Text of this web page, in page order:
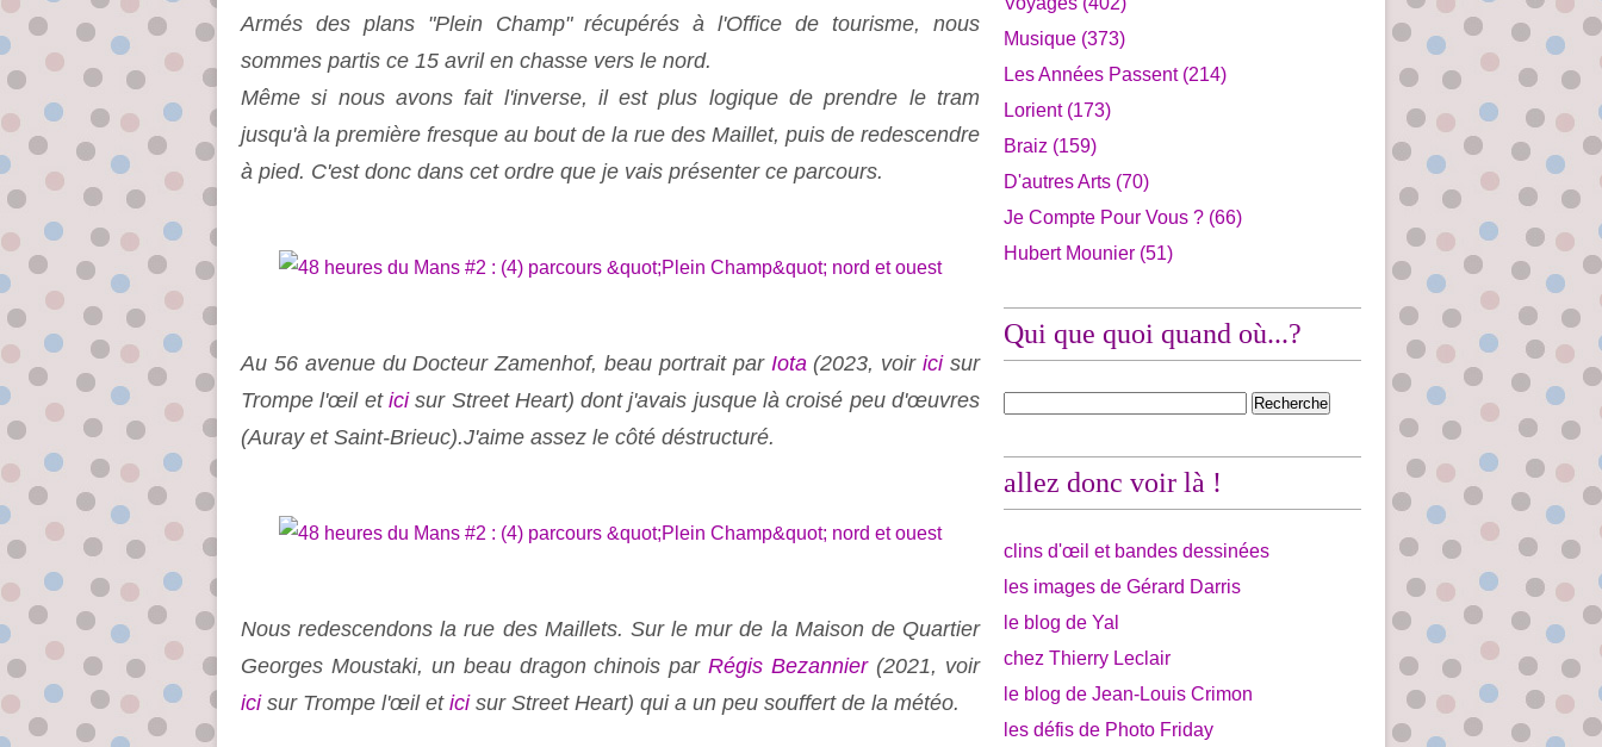
Armés des plans "Plein Champ" récupérés à l'Office de tourisme, nous
sommes partis ce 15 avril en chasse vers le nord.
Même si nous avons fait l'inverse, il est plus logique de prendre le tram
jusqu'à la première fresque au bout de la rue des Maillet, puis de redescendre
à pied. C'est donc dans cet ordre que je vais présenter ce parcours.
Au 56 avenue du Docteur Zamenhof, beau portrait par Iota(2023, voiricisur
Trompe l'œil et icisur Street Heart) dont j'avais jusque là croisé peu d'œuvres
(Auray et Saint-Brieuc).J'aime assez le côté déstructuré.
Nous redescendons la rue des Maillets. Sur le mur de la Maison de Quartier
Georges Moustaki, un beau dragon chinois parRégis Bezannier(2021, voir
icisur Trompe l'œil et icisur Street Heart) qui a un peu souffert de la météo.
Musique (373)
Les Années Passent(214)
Lorient(173)
Braiz (159)
D'autres Arts (70)
Je Compte Pour Vous ? (66)
Hubert Mounier (51)
Qui que quoi quand où...?
allez donc voir là !
clins d'œil et bandes dessinées
les images de Gérard Darris
le blog de Yal
chez Thierry Leclair
le blog de Jean-Louis Crimon
les défis de Photo Friday